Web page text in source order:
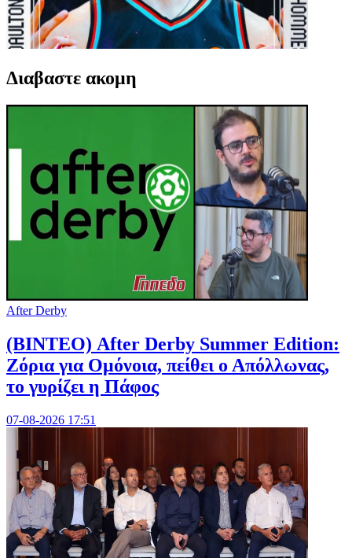
Διαβαστε ακομη
After Derby
(ΒΙΝΤΕΟ) After Derby Summer Edition:
Ζόρια για Ομόνοια, πείθει ο Απόλλωνας,
το γυρίζει η Πάφος
07-08-2026 17:51